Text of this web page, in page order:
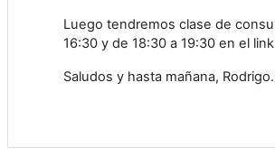
Luego tendremos clase de
16:30 y de 18:30 a 19:30 en el
Saludos y hasta mañana, Rodrigo.